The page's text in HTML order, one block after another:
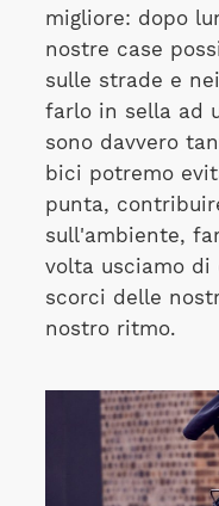
migliore: dopo
nostre case
sulle strade e
farlo in sella ad
sono davvero
bici potremo
punta,
sull'ambiente,
volta usciamo
scorci delle
nostro ritmo.